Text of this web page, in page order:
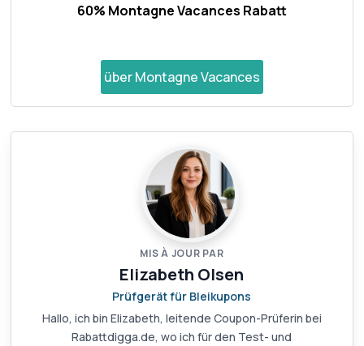
60% Montagne Vacances Rabatt
über Montagne Vacances
MIS À JOUR PAR
Elizabeth Olsen
Prüfgerät für Bleikupons
Hallo, ich bin Elizabeth, leitende Coupon-Prüferin bei
Rabattdigga.de, wo ich für den Test- und